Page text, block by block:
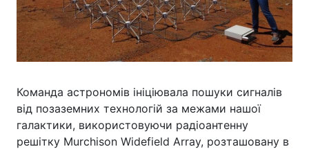
Команда астрономів ініціювала пошуки сигналів
від позаземних технологій за межами нашої
галактики, використовуючи радіоантенну
решітку Murchison Widefield Array, розташовану в